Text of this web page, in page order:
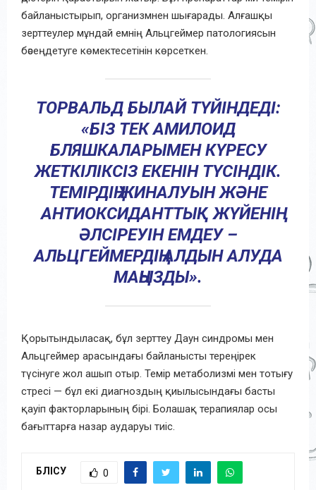
байланыстырып, организмнен шығарады. Алғашқы
зерттеулер мұндай емнің Альцгеймер патологиясын
бәсеңдетуге көмектесетінін көрсеткен.
ТОРВАЛЬД БЫЛАЙ ТҮЙІНДЕДІ:
«БІЗ ТЕК АМИЛОИД
БЛЯШКАЛАРЫМЕН КҮРЕСУ
ЖЕТКІЛІКСІЗ ЕКЕНІН ТҮСІНДІК.
ТЕМІРДІҢ ЖИНАЛУЫН ЖӘНЕ
АНТИОКСИДАНТТЫҚ ЖҮЙЕНІҢ
ӘЛСІРЕУІН ЕМДЕУ –
АЛЬЦГЕЙМЕРДІҢ АЛДЫН АЛУДА
МАҢЫЗДЫ».
Қорытындыласақ, бұл зерттеу Даун синдромы мен
Альцгеймер арасындағы байланысты тереңірек
түсінуге жол ашып отыр. Темір метаболизмі мен тотығу
стресі — бұл екі диагноздың қиылысындағы басты
қауіп факторларының бірі. Болашақ терапиялар осы
бағыттарға назар аударуы тиіс.
БӨЛІСУ 0